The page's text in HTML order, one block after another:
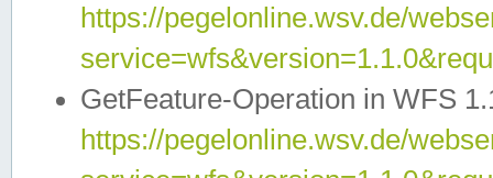
https://pegelonline.wsv.de/
GetFeature-Operation in WFS
https://pegelonline.wsv.de/